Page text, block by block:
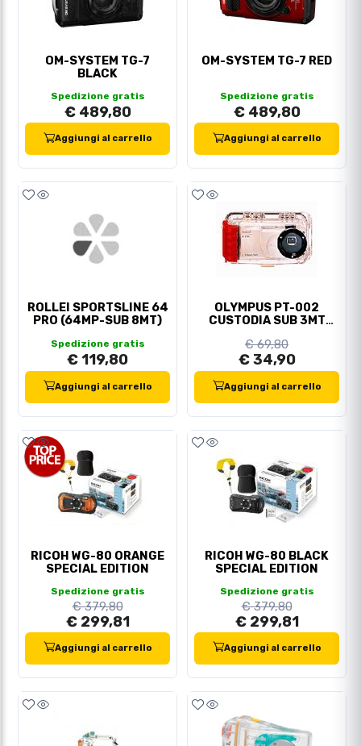
OM-SYSTEM TG-7
BLACK
Spedizione gratis
€ 489,80
Aggiungi al carrello
OM-SYSTEM TG-7 RED
Spedizione gratis
€ 489,80
Aggiungi al carrello
ROLLEI SPORTSLINE 64
PRO (64MP-SUB 8MT)
Spedizione gratis
€ 119,80
Aggiungi al carrello
OLYMPUS PT-002
CUSTODIA SUB 3MT
€ 69,80
€ 34,90
Aggiungi al carrello
RICOH WG-80 ORANGE
SPECIAL EDITION
Spedizione gratis
€ 379,80
€ 299,81
Aggiungi al carrello
RICOH WG-80 BLACK
SPECIAL EDITION
Spedizione gratis
€ 379,80
€ 299,81
Aggiungi al carrello